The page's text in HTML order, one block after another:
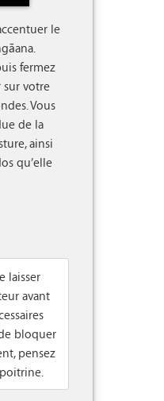
le
fermez
votre
Vous
de la
ainsi
qu’elle
laisser
avant
bloquer
pensez